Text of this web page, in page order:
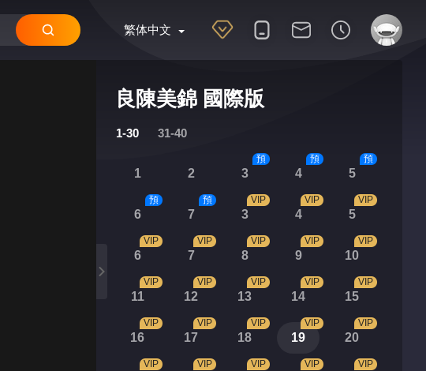
繁体中文
良陳美錦 國際版
1-30 31-40
1 2 3
預
4
預
5
預
6
預
7
預
3
VIP
4
VIP
5
VIP
6
VIP
7
VIP
8
VIP
9
VIP
10
VIP
11
VIP
12
VIP
13
VIP
14
VIP
15
VIP
16
VIP
17
VIP
18
VIP
19
VIP
20
VIP
VIP VIP VIP VIP VIP